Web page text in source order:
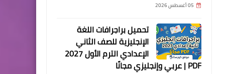
05 أغسطس 2026
تحميل براجرافات اللغة
الإنجليزية للصف الثاني
الإعدادي الترم الأول 2027
PDF | عربي وإنجليزي مجانًا